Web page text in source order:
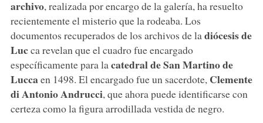
archivo, realizada por encargo de la galería, ha resuelto
recientemente el misterio que la rodeaba. Los
documentos recuperados de los archivos de ladiócesis de
Lucca revelan que el cuadro fue encargado
específicamente para la catedral de San Martino de
Luccaen 1498. El encargado fue un sacerdote, Clemente
di Antonio Andrucci, que ahora puede identificarse con
certeza como la figura arrodillada vestida de negro.